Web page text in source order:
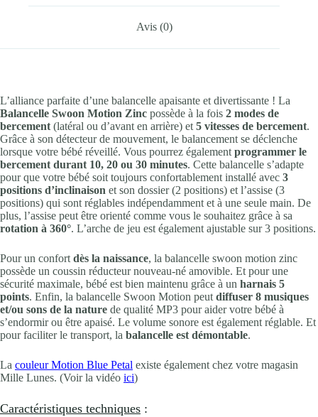
Avis (0)
L’alliance parfaite d’une balancelle apaisante et divertissante ! La
Balancelle Swoon Motion Zinc possède à la fois 2 modes de
bercement (latéral ou d’avant en arrière) et 5 vitesses de bercement.
Grâce à son détecteur de mouvement, le balancement se déclenche
lorsque votre bébé réveillé. Vous pourrez également programmer le
bercement durant 10, 20 ou 30 minutes. Cette balancelle s’adapte
pour que votre bébé soit toujours confortablement installé avec 3
positions d’inclinaison et son dossier (2 positions) et l’assise (3
positions) qui sont réglables indépendamment et à une seule main. De
plus, l’assise peut être orienté comme vous le souhaitez grâce à sa
rotation à 360°. L’arche de jeu est également ajustable sur 3 positions.
Pour un confort dès la naissance, la balancelle swoon motion zinc
possède un coussin réducteur nouveau-né amovible. Et pour une
sécurité maximale, bébé est bien maintenu grâce à un harnais 5
points. Enfin, la balancelle Swoon Motion peut diffuser 8 musiques
et/ou sons de la nature de qualité MP3 pour aider votre bébé à
s’endormir ou être apaisé. Le volume sonore est également réglable. Et
pour faciliter le transport, la balancelle est démontable.
La couleur Motion Blue Petal existe également chez votre magasin
Mille Lunes. (Voir la vidéo ici)
Caractéristiques techniques :